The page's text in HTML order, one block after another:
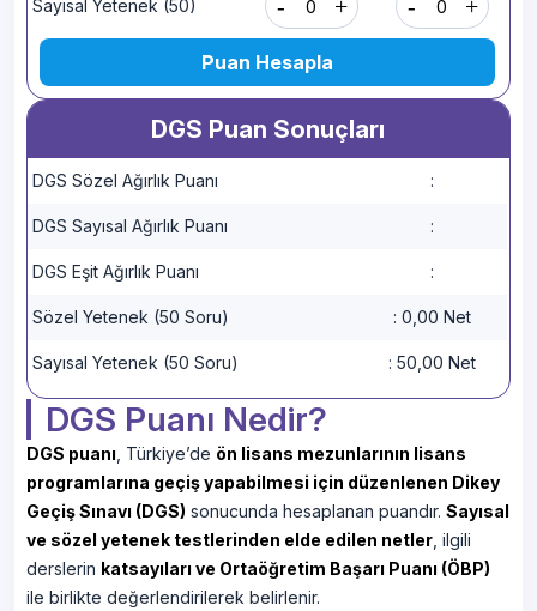
Sayısal Yetenek (50) - + - +
Puan Hesapla
DGS Puan Sonuçları
DGS Sözel Ağırlık Puanı :
DGS Sayısal Ağırlık Puanı :
DGS Eşit Ağırlık Puanı :
Sözel Yetenek (50 Soru) : 0,00 Net
Sayısal Yetenek (50 Soru) : 50,00 Net
DGS Puanı Nedir?
DGS puanı , Türkiye’de ön lisans mezunlarının lisans
programlarına geçiş yapabilmesi için düzenlenen Dikey
Geçiş Sınavı (DGS) sonucunda hesaplanan puandır. Sayısal
ve sözel yetenek testlerinden elde edilen netler , ilgili
derslerin katsayıları ve Ortaöğretim Başarı Puanı (ÖBP)
ile birlikte değerlendirilerek belirlenir.